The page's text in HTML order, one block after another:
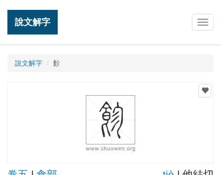
說文解字
說文解字 飻